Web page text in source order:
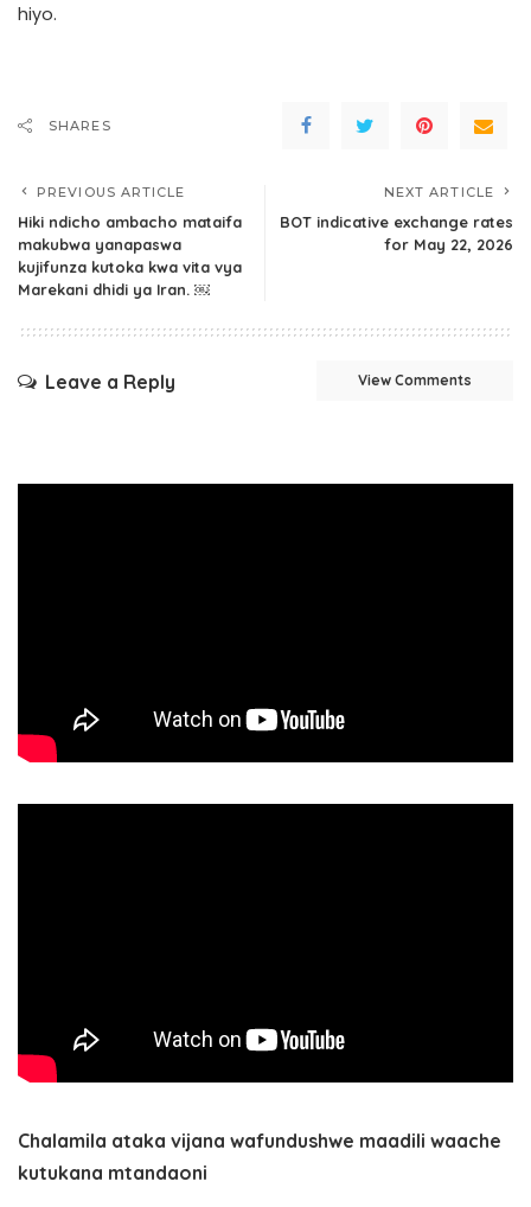
hiyo.
SHARES
PREVIOUS ARTICLE
Hiki ndicho ambacho mataifa
makubwa yanapaswa
kujifunza kutoka kwa vita vya
Marekani dhidi ya Iran. ￼
NEXT ARTICLE
BOT indicative exchange rates
for May 22, 2026
Leave a Reply View Comments
Chalamila ataka vijana wafundushwe maadili waache
kutukana mtandaoni